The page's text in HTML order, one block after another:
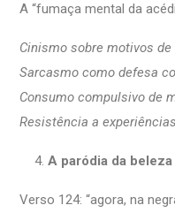
A “fumaça mental da
Cinismo sobre motivos
Sarcasmo como defesa
Consumo compulsivo de
Resistência a
A paródia da
Verso 124: “agora, na